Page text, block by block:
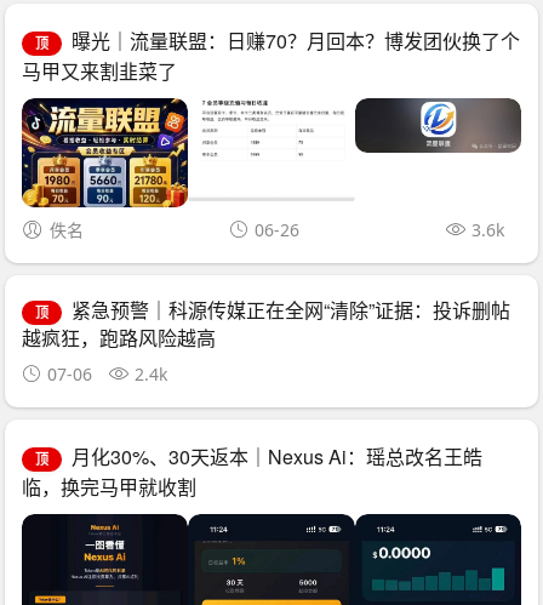
顶
曝光｜流量联盟：日赚70？月回本？博发团伙换了个
马甲又来割韭菜了
佚名 06-26 3.6k
顶
紧急预警｜科源传媒正在全网“清除”证据：投诉删帖
越疯狂，跑路风险越高
07-06 2.4k
顶
月化30%、30天返本｜Nexus Ai：瑶总改名王皓
临，换完马甲就收割